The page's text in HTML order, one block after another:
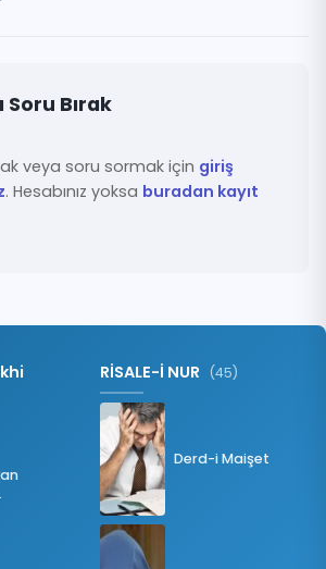
Bırak
veya soru sormak için giriş
. Hesabınız yoksa buradan kayıt
RİSALE-İ NUR (45)
Derd-i Maişet